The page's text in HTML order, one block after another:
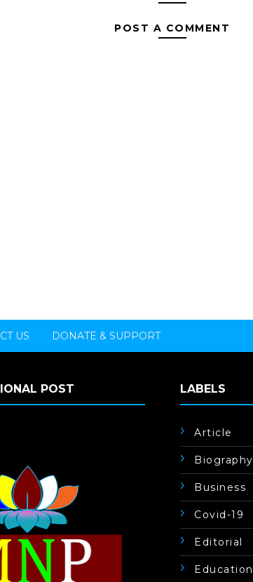
POST A COMMENT
US DONATE & SUPPORT
POST LABELS
Article
Biography
Business
Covid-19
Editorial
Education